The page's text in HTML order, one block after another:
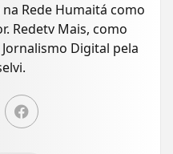
Rede Humaitá como
Redetv Mais, como